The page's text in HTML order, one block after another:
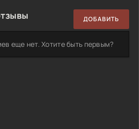
ДОБАВИТЬ
еще нет. Хотите быть первым?